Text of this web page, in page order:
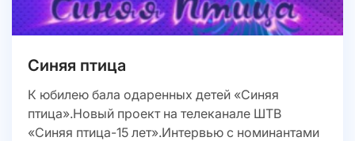
Синяя птица
К юбилею бала одаренных детей «Синяя
птица».Новый проект на телеканале ШТВ
«Синяя птица-15 лет».Интервью с номинантами